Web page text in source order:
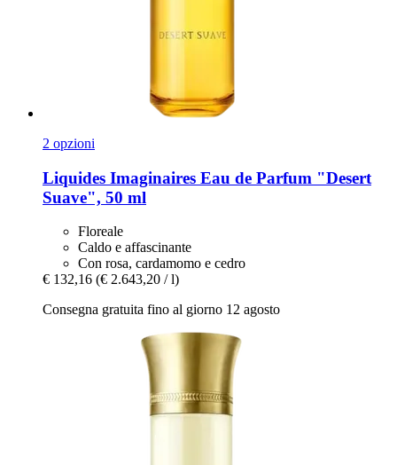
2 opzioni
Liquides Imaginaires Eau de Parfum "Desert
Suave", 50 ml
Floreale
Caldo e affascinante
Con rosa, cardamomo e cedro
€ 132,16 (€ 2.643,20 / l)
Consegna gratuita fino al giorno 12 agosto